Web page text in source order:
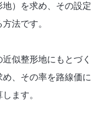
）を求め、その設定
法です。
似整形地にもとづく
、その率を路線価に
ます。